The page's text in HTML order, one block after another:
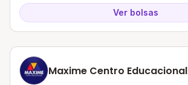
Ver bolsas
Maxime Centro Educacional